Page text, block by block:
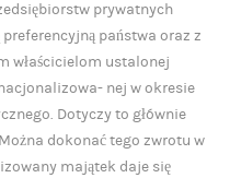
prywatnych
państwa oraz z
właścicielom ustalonej
nej w okresie
Dotyczy to głównie
dokonać tego zwrotu w
majątek daje się